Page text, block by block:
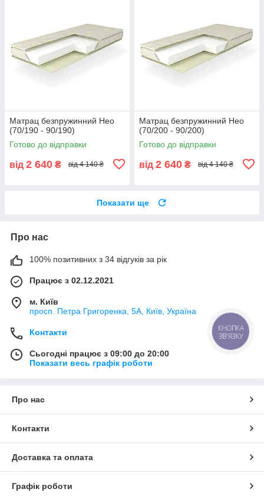
Матрац безпружинний Нео
(70/190 - 90/190)
Готово до відправки
від 2 640 ₴ від 4 140 ₴
Матрац безпружинний Нео
(70/200 - 90/200)
Готово до відправки
від 2 640 ₴ від 4 140 ₴
Показати ще
Про нас
100% позитивних з 34 відгуків за рік
Працює з 02.12.2021
м. Київ
просп. Петра Григоренка, 5А, Київ, Україна
Контакти
Сьогодні працює з 09:00 до 20:00
Показати весь графік роботи
Про нас
Контакти
Доставка та оплата
Графік роботи
КНОПКА
ЗВ'ЯЗКУ